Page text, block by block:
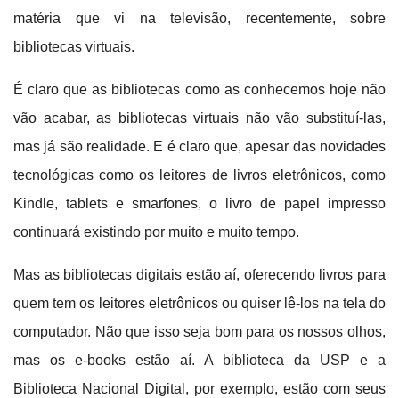
matéria que vi na televisão, recentemente, sobre
bibliotecas virtuais.
É claro que as bibliotecas como as conhecemos hoje não
vão acabar, as bibliotecas virtuais não vão substituí-las,
mas já são realidade. E é claro que, apesar das novidades
tecnológicas como os leitores de livros eletrônicos, como
Kindle, tablets e smarfones, o livro de papel impresso
continuará existindo por muito e muito tempo.
Mas as bibliotecas digitais estão aí, oferecendo livros para
quem tem os leitores eletrônicos ou quiser lê-los na tela do
computador. Não que isso seja bom para os nossos olhos,
mas os e-books estão aí. A biblioteca da USP e a
Biblioteca Nacional Digital, por exemplo, estão com seus